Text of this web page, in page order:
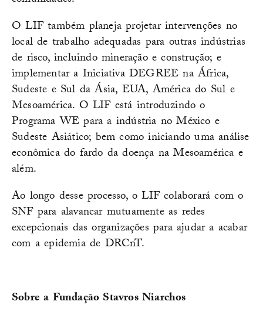
O LIF também planeja projetar intervenções no
local de trabalho adequadas para outras indústrias
de risco, incluindo mineração e construção; e
implementar a Iniciativa DEGREE na África,
Sudeste e Sul da Ásia, EUA, América do Sul e
Mesoamérica. O LIF está introduzindo o
Programa WE para a indústria no México e
Sudeste Asiático; bem como iniciando uma análise
econômica do fardo da doença na Mesoamérica e
além.
Ao longo desse processo, o LIF colaborará com o
SNF para alavancar mutuamente as redes
excepcionais das organizações para ajudar a acabar
com a epidemia de DRCnT.
Sobre a Fundação Stavros Niarchos